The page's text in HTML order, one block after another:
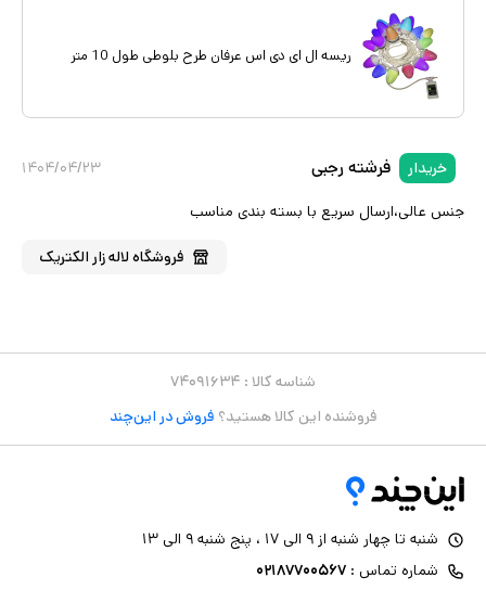
ریسه ال ای دی اس عرفان طرح بلوطی طول 10 متر
خریدار فرشته رجبی
۱۴۰۴/۰۴/۲۳
جنس عالی،ارسال سریع با بسته بندی مناسب
فروشگاه لاله زار الکتریک
شناسه کالا : ۷۴۰۹۱۶۳۴
فروشنده این کالا هستید؟ فروش در این‌چند
شنبه تا چهار شنبه از ۹ الی ۱۷ ، پنج شنبه ۹ الی ۱۳
شماره تماس : ۰۲۱۸۷۷۰۰۵۶۷